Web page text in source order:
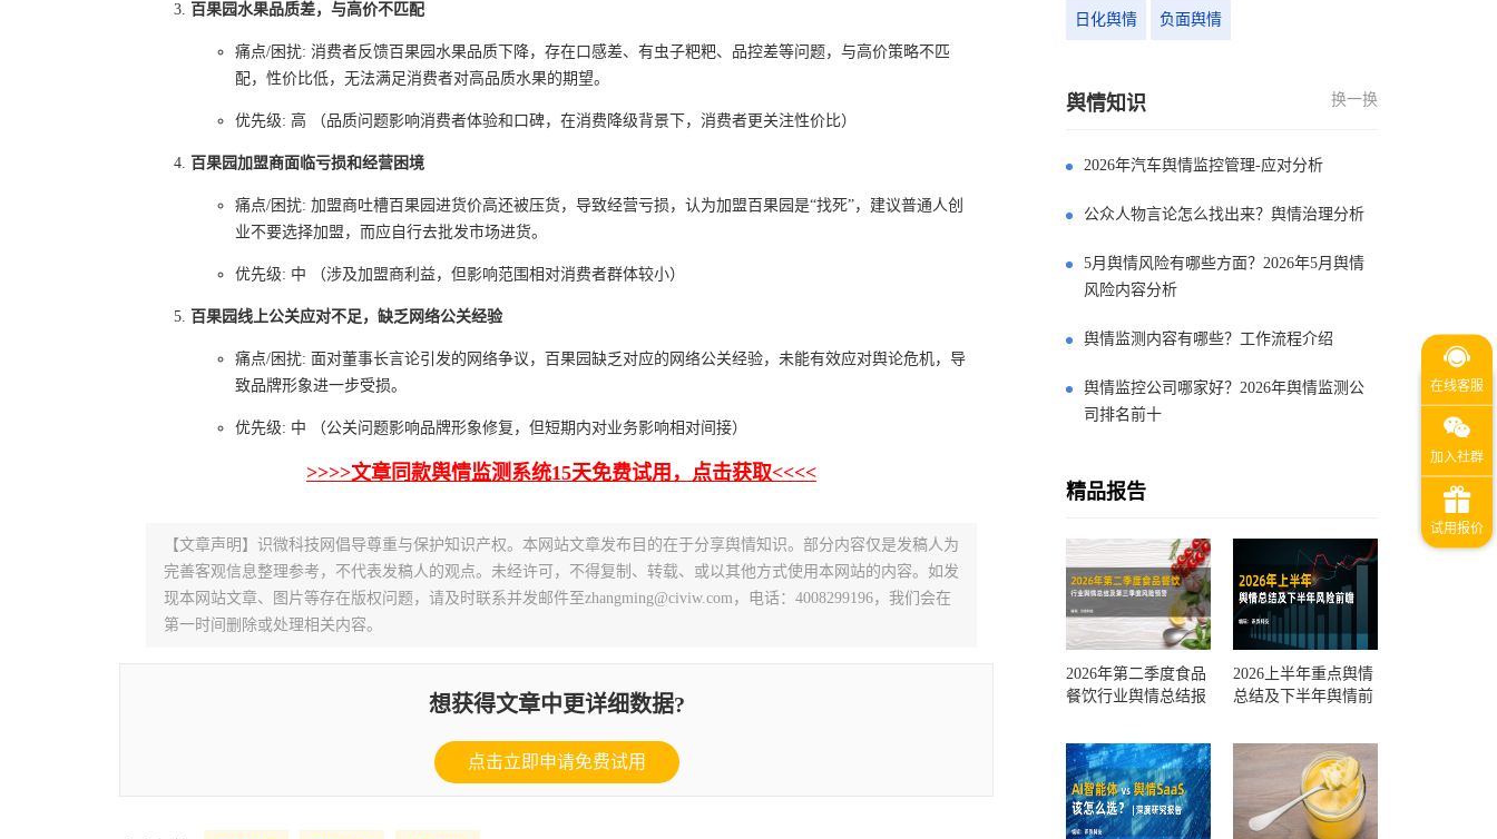
百果园水果品质差，与高价不匹配
痛点/困扰: 消费者反馈百果园水果品质下降，存在口感差、有虫子粑粑、品控差等问题，与高价策略不匹
配，性价比低，无法满足消费者对高品质水果的期望。
优先级: 高 （品质问题影响消费者体验和口碑，在消费降级背景下，消费者更关注性价比）
百果园加盟商面临亏损和经营困境
痛点/困扰: 加盟商吐槽百果园进货价高还被压货，导致经营亏损，认为加盟百果园是“找死”，建议普通人创
业不要选择加盟，而应自行去批发市场进货。
优先级: 中 （涉及加盟商利益，但影响范围相对消费者群体较小）
百果园线上公关应对不足，缺乏网络公关经验
痛点/困扰: 面对董事长言论引发的网络争议，百果园缺乏对应的网络公关经验，未能有效应对舆论危机，导
致品牌形象进一步受损。
优先级: 中 （公关问题影响品牌形象修复，但短期内对业务影响相对间接）
>>>>文章同款舆情监测系统15天免费试用，点击获取<<<<
【文章声明】识微科技网倡导尊重与保护知识产权。本网站文章发布目的在于分享舆情知识。部分内容仅是发稿人为
完善客观信息整理参考，不代表发稿人的观点。未经许可，不得复制、转载、或以其他方式使用本网站的内容。如发
现本网站文章、图片等存在版权问题，请及时联系并发邮件至zhangming@civiw.com，电话：4008299196，我们会在
第一时间删除或处理相关内容。
想获得文章中更详细数据?
点击立即申请免费试用
日化舆情 负面舆情
舆情知识 换一换
2026年汽车舆情监控管理-应对分析
公众人物言论怎么找出来？舆情治理分析
5月舆情风险有哪些方面？2026年5月舆情
风险内容分析
舆情监测内容有哪些？工作流程介绍
舆情监控公司哪家好？2026年舆情监测公
司排名前十
精品报告
2026年第二季度食品
餐饮行业舆情总结报
测
2026上半年重点舆情
总结及下半年舆情前